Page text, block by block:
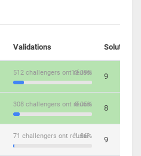
Validations Solutions
13.39%
512 challengers ont réussi 9
8.05%
308 challengers ont réussi 8
1.86%
71 challengers ont réussi 9